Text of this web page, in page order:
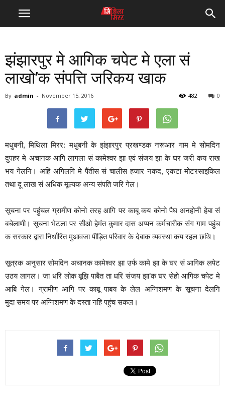
झंझारपुर मे आगिक चपेट मे एला सं
लाखो’क संपत्ति जरिकय खाक
By admin - November 15, 2016 0
482
मधुबनी, मिथिला मिरर: मधुबनी के झंझारपुर प्रखण्डक नरूआर गाम मे सोमदिन
दुपहर मे अचानक आगि लागला सं कामेश्वर झा एवं संजय झा के घर जरी कय राख
भय गेलनि। अहि अगिलगि मे पैंतीस सं चालीस हजार नकद, एकटा मोटरसाइकिल
तथा दू लाख सं अधिक मूल्यक अन्य संपति जरि गेल।
सूचना पर पहुंचल ग्रामीण कोनो तरह आगि पर काबू कय कोनो पैघ अनहोनी हेबा सं
बचेलाणी। सूचना भेटला पर सीओ हेमंत कुमार दास अप्पन कर्मचारीक संग गाम पहुंच
क सरकार द्वारा निर्धारित मुआवजा पीड़ित परिवार के देबाक व्यवस्था कय रहल छथि।
सूत्रक अनुसार सोमदिन अचानक कामेश्वर झा उर्फ कामे झा के घर सं आगिक लपेट
उठय लागल। जा धरि लोक बूझि पाबैत ता धरि संजय झा’क घर सेहो आगिक चपेट मे
आबि गेल। ग्रामीण आगि पर काबू पाबय के लेल अग्निशमण के सूचना देलनि
मुदा समय पर अग्निशमण के दस्ता नहि पहुंच सकल।